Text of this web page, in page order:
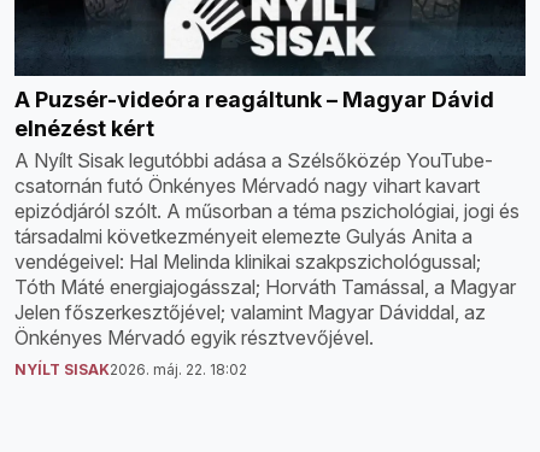
A Puzsér-videóra reagáltunk – Magyar Dávid
elnézést kért
A Nyílt Sisak legutóbbi adása a Szélsőközép YouTube-
csatornán futó Önkényes Mérvadó nagy vihart kavart
epizódjáról szólt. A műsorban a téma pszichológiai, jogi és
társadalmi következményeit elemezte Gulyás Anita a
vendégeivel: Hal Melinda klinikai szakpszichológussal;
Tóth Máté energiajogásszal; Horváth Tamással, a Magyar
Jelen főszerkesztőjével; valamint Magyar Dáviddal, az
Önkényes Mérvadó egyik résztvevőjével.
NYÍLT SISAK2026. máj. 22. 18:02